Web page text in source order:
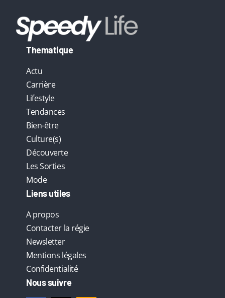
Thematique
Actu
Carrière
Lifestyle
Tendances
Bien-être
Culture(s)
Découverte
Les Sorties
Mode
Liens utiles
A propos
Contacter la régie
Newsletter
Mentions légales
Confidentialité
Nous suivre